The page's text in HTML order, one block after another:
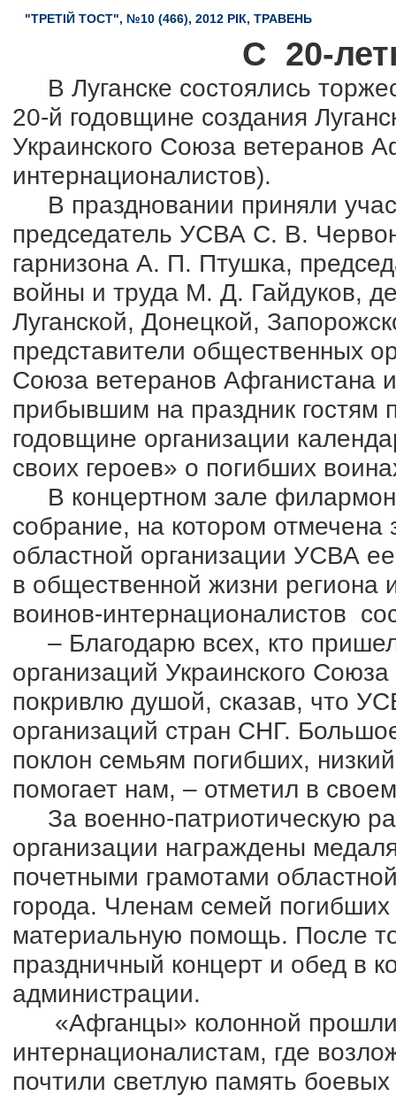
"ТРЕТІЙ ТОСТ", №10 (466), 2012 РІК, ТРАВЕНЬ
С 20-
В Луганске состоялись
20-й годовщине создания
Украинского Союза ветеранов
интернационалистов).
В праздновании приняли
председатель УСВА С. В.
гарнизона А. П. Птушка,
войны и труда М. Д. Гайдуков,
Луганской, Донецкой,
представители общественных
Союза ветеранов Афганистана
прибывшим на праздник
годовщине организации
своих героев» о погибших
В концертном зале
собрание, на котором отмечена
областной организации УСВА
в общественной жизни
воинов-интернационалистов
– Благодарю всех, кто пришел
организаций Украинского
покривлю душой, сказав, что
организаций стран СНГ.
поклон семьям погибших,
помогает нам, – отметил в
За военно-патриотическую
организации награждены
почетными грамотами
города. Членам семей
материальную помощь. После
праздничный концерт и обед в
администрации.
«Афганцы» колонной прошли
интернационалистам, где
почтили светлую память